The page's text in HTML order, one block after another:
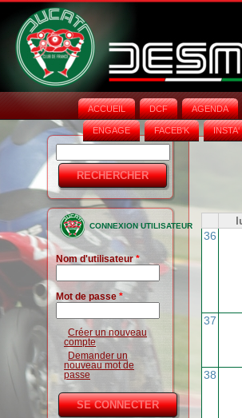
ACCUEIL DCF AGENDA
ENGAGE FACEB'K INSTA‘
Formulaire
de
recherche
CONNEXION UTILISATEUR
Nom d'utilisateur*
Mot de passe *
Créer un nouveau
compte
Demander un
nouveau mot de
passe
36
37
38